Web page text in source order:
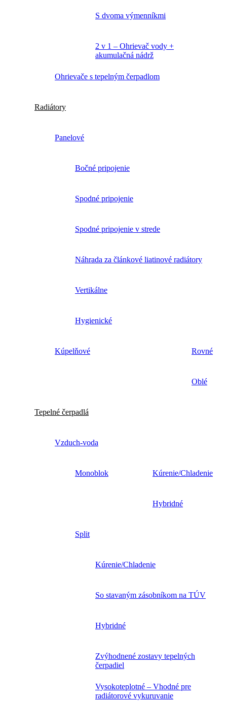
S dvoma výmenníkmi
2 v 1 – Ohrievač vody +
akumulačná nádrž
Ohrievače s tepelným čerpadlom
Radiátory
Panelové
Bočné pripojenie
Spodné pripojenie
Spodné pripojenie v strede
Náhrada za článkové liatinové radiátory
Vertikálne
Hygienické
Kúpelňové Rovné
Oblé
Tepelné čerpadlá
Vzduch-voda
Monoblok Kúrenie/Chladenie
Hybridné
Split
Kúrenie/Chladenie
So stavaným zásobníkom na TÚV
Hybridné
Zvýhodnené zostavy tepelných
čerpadiel
Vysokoteplotné – Vhodné pre
radiátorové vykuruvanie